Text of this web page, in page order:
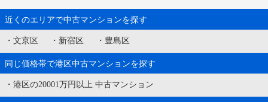
近くのエリアで中古マンションを探す
・ 文京区 ・ 新宿区 ・ 豊島区
同じ価格帯で港区中古マンションを探す
・ 港区の20001万円以上 中古マンション